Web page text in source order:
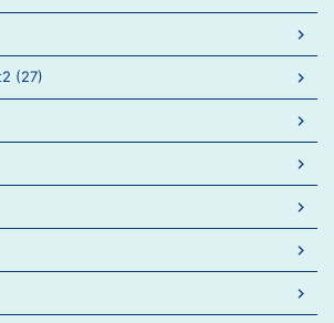
(27)